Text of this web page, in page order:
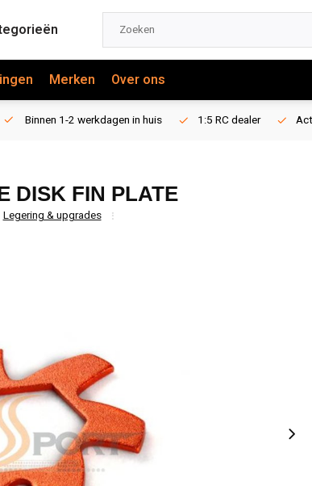
Merken Over ons
Binnen 1-2 werkdagen in huis 1:5 RC dealer
DISK FIN PLATE
Legering & upgrades